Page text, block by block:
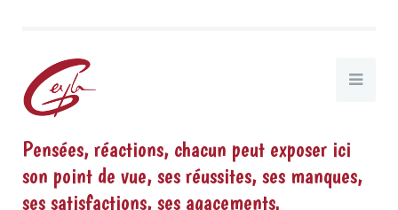
Pensées, réactions, chacun peut exposer ici
son point de vue, ses réussites, ses manques,
ses satisfactions, ses agacements.